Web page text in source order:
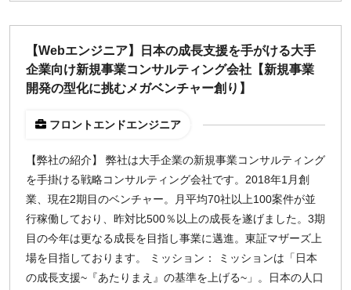
【Webエンジニア】日本の成長支援を手がける大手
企業向け新規事業コンサルティング会社【新規事業
開発の型化に挑むメガベンチャー創り】
フロントエンドエンジニア
【弊社の紹介】 弊社は大手企業の新規事業コンサルティング
を手掛ける戦略コンサルティング会社です。2018年1月創
業、現在2期目のベンチャー。月平均70社以上100案件が並
行稼働しており、昨対比500％以上の成長を遂げました。3期
目の今年は更なる成長を目指し事業に邁進。東証マザーズ上
場を目指しております。 ミッション： ミッションは「日本
の成長支援~『あたりまえ』の基準を上げる~」。日本の人口